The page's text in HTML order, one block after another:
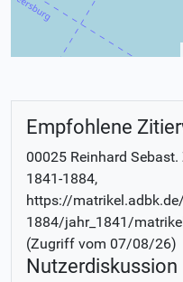
Empfohlene
00025 Reinhard
1841-1884,
https://
1884/jahr_1841/
(Zugriff vom 07/08/26)
Nutzerdiskussion